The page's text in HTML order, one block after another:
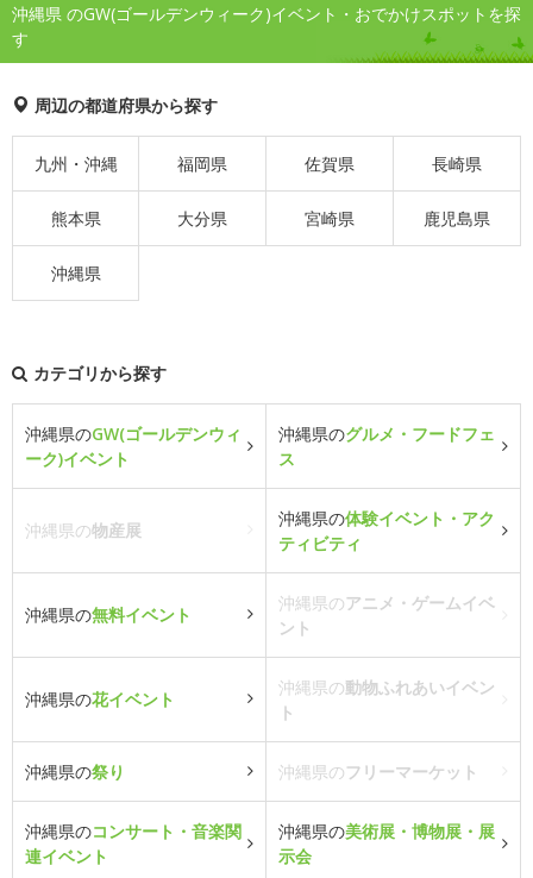
沖縄県 のGW(ゴールデンウィーク)イベント・おでかけスポットを探
す
周辺の都道府県から探す
九州・沖縄 福岡県 佐賀県 長崎県
熊本県 大分県 宮崎県 鹿児島県
沖縄県
カテゴリから探す
沖縄県のGW(ゴールデンウィ
ーク)イベント
沖縄県のグルメ・フードフェ
ス
沖縄県の物産展
沖縄県の体験イベント・アク
ティビティ
沖縄県の無料イベント
沖縄県のアニメ・ゲームイベ
ント
沖縄県の花イベント
沖縄県の動物ふれあいイベン
ト
沖縄県の祭り 沖縄県のフリーマーケット
沖縄県のコンサート・音楽関
連イベント
沖縄県の美術展・博物展・展
示会